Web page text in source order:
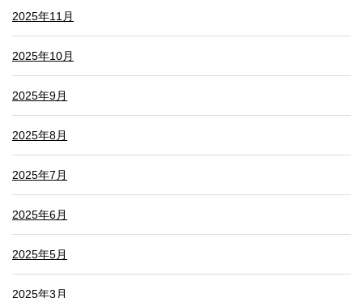
2025年11月
2025年10月
2025年9月
2025年8月
2025年7月
2025年6月
2025年5月
2025年3月